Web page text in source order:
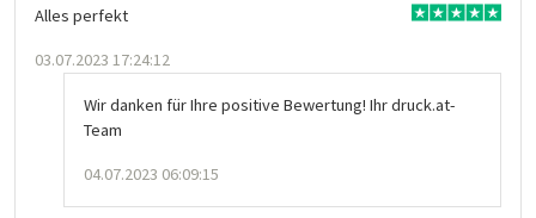
Alles perfekt
03.07.2023 17:24:12
Wir danken für Ihre positive Bewertung! Ihr druck.at-
Team
04.07.2023 06:09:15